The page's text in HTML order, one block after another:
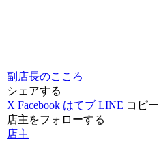
副店長のこころ
シェアする
X Facebook はてブ LINE コピー
店主をフォローする
店主